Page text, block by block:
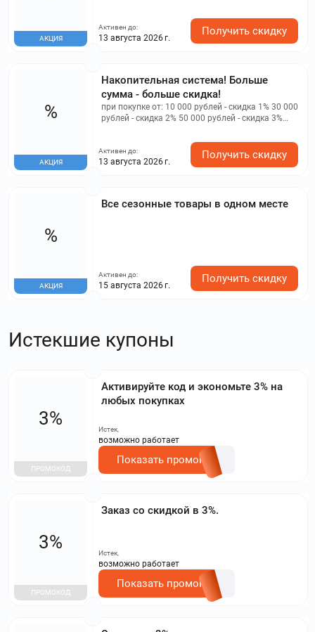
АКЦИЯ
Активен до:
13 августа 2026 г.
Получить скидку
Накопительная система! Больше
сумма - больше скидка!
при покупке от: 10 000 рублей - скидка 1% 30 000
рублей - скидка 2% 50 000 рублей - скидка 3%
%
АКЦИЯ
Активен до:
13 августа 2026 г.
Получить скидку
Все сезонные товары в одном месте
%
АКЦИЯ
Активен до:
15 августа 2026 г.
Получить скидку
Истекшие купоны
Активируйте код и экономьте 3% на
любых покупках
3%
ПРОМОКОД
Истек,
возможно работает
Показать промокод
Заказ со скидкой в 3%.
3%
ПРОМОКОД
Истек,
возможно работает
Показать промокод